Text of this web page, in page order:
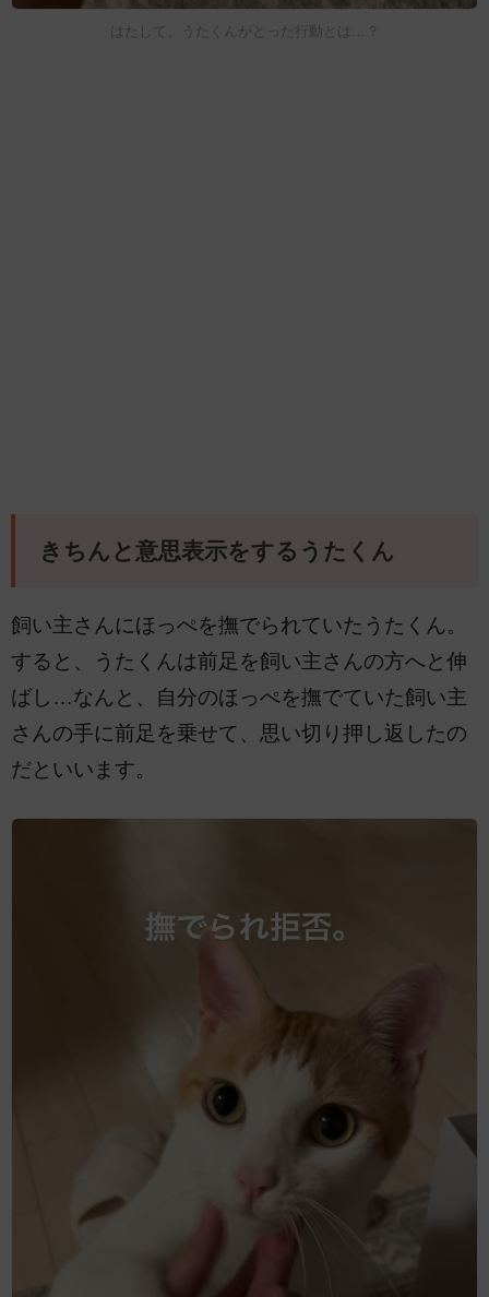
はたして、うたくんがとった行動とは…？
きちんと意思表示をするうたくん
飼い主さんにほっぺを撫でられていたうたくん。
すると、うたくんは前足を飼い主さんの方へと伸
ばし…なんと、自分のほっぺを撫でていた飼い主
さんの手に前足を乗せて、思い切り押し返したの
だといいます。